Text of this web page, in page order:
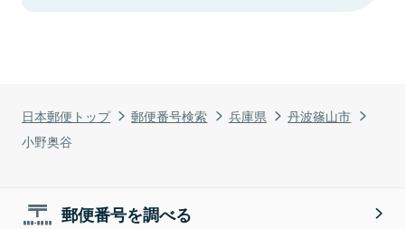
日本郵便トップ 郵便番号検索 兵庫県
丹波篠山市
小野奥谷
郵便番号を調べる